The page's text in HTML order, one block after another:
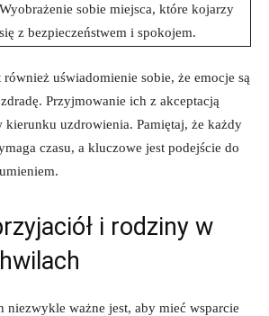
Wyobrażenie sobie miejsca, które kojarzy
się z bezpieczeństwem i spokojem.
uświadomienie sobie, że emocje są
Przyjmowanie ich z akceptacją
uzdrowienia. Pamiętaj, że każdy
czasu, a kluczowe jest podejście do
i rodziny w
niezwykle ważne jest, aby mieć wsparcie